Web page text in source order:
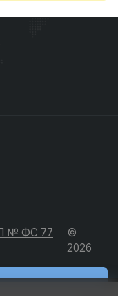
№ ФС 77
©
2026